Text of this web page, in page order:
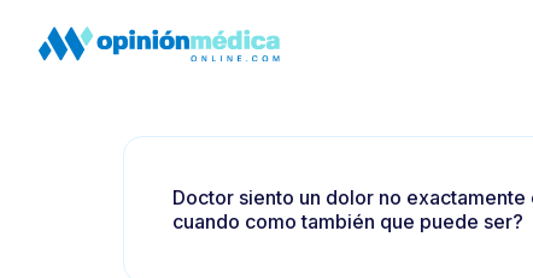
Doctor siento un dolor no
cuando como también que puede ser?